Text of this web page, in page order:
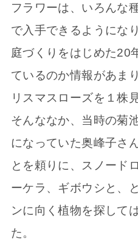
フラワーは、いろんな
で入手できるようにな
庭づくりをはじめた20
ているのか情報があま
リスマスローズを１株
そんななか、当時の菊
になっていた奥峰子さ
とを頼りに、スノード
ーケラ、ギボウシと、
ンに向く植物を探して
た。